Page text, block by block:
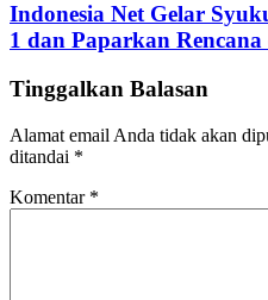
Indonesia Net Gelar
1 dan Paparkan Rencana
Tinggalkan Balasan
Alamat email Anda tidak akan
ditandai *
Komentar *